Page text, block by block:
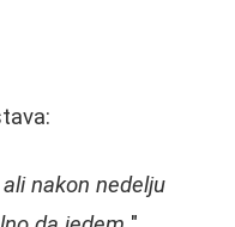
nakon nedelju